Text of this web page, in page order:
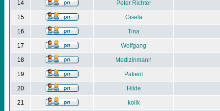
14 Peter Richter
15 Gisela
16 Tina
17 Wolfgang
18 Medizinmann
19 Patient
20 Hilde
21 kolik